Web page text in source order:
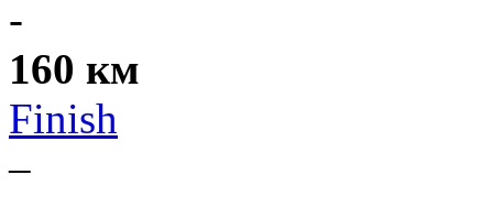
-
160 км
Finish
–